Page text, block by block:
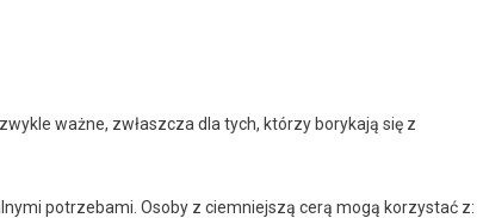
ważne, zwłaszcza dla tych, którzy borykają się z
potrzebami. Osoby z ciemniejszą cerą mogą korzystać z: